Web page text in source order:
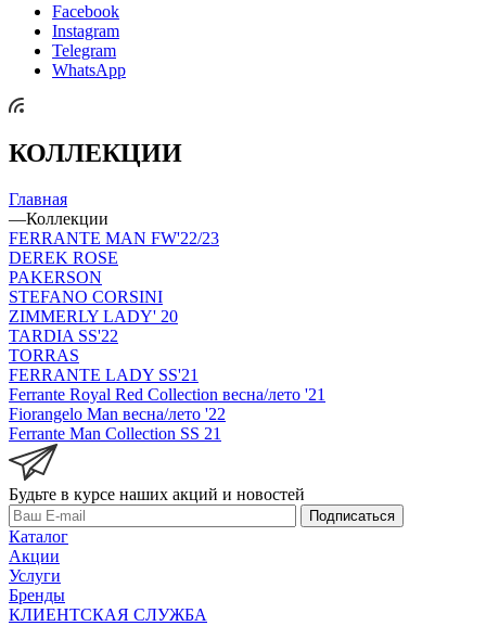
Facebook
Instagram
Telegram
WhatsApp
КОЛЛЕКЦИИ
Главная
—Коллекции
FERRANTE MAN FW'22/23
DEREK ROSE
PAKERSON
STEFANO CORSINI
ZIMMERLY LADY' 20
TARDIA SS'22
TORRAS
FERRANTE LADY SS'21
Ferrante Royal Red Collection весна/лето '21
Fiorangelo Man весна/лето '22
Ferrante Man Collection SS 21
Будьте в курсе наших акций и новостей
Подписаться
Каталог
Акции
Услуги
Бренды
КЛИЕНТСКАЯ СЛУЖБА